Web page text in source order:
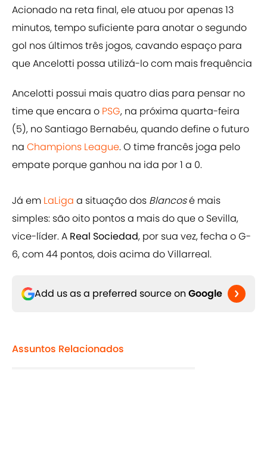
Acionado na reta final, ele atuou por apenas 13
minutos, tempo suficiente para anotar o segundo
gol nos últimos três jogos, cavando espaço para
que Ancelotti possa utilizá-lo com mais frequência
Ancelotti possui mais quatro dias para pensar no
time que encara o PSG, na próxima quarta-feira
(5), no Santiago Bernabéu, quando define o futuro
na Champions League. O time francês joga pelo
empate porque ganhou na ida por 1 a 0.
Já em LaLiga a situação dos Blancosé mais
simples: são oito pontos a mais do que o Sevilla,
vice-líder. A Real Sociedad, por sua vez, fecha o G-
6, com 44 pontos, dois acima do Villarreal.
Add us as a preferred source on Google
Assuntos Relacionados